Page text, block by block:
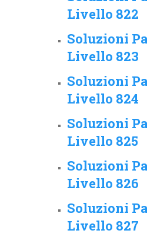
Livello 822
Soluzioni
Livello 823
Soluzioni
Livello 824
Soluzioni
Livello 825
Soluzioni
Livello 826
Soluzioni
Livello 827